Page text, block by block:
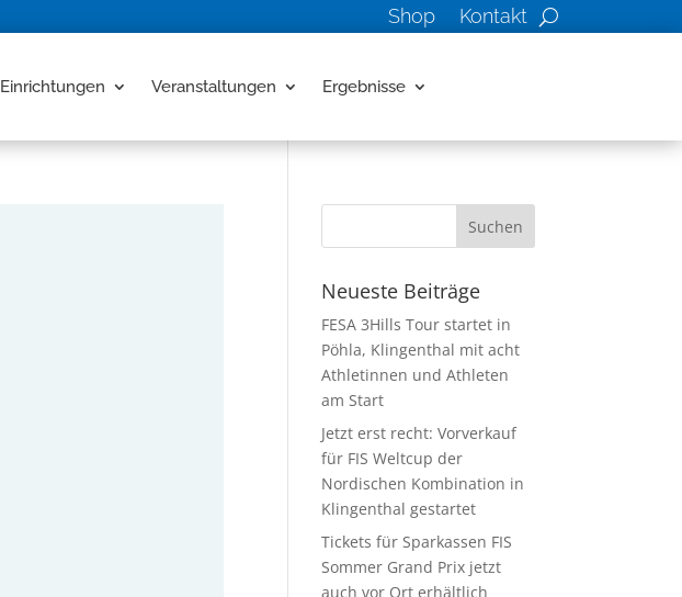
Shop Kontakt
Einrichtungen Veranstaltungen Ergebnisse
Neueste Beiträge
FESA 3Hills Tour startet in
Pöhla, Klingenthal mit acht
Athletinnen und Athleten
am Start
Jetzt erst recht: Vorverkauf
für FIS Weltcup der
Nordischen Kombination in
Klingenthal gestartet
Tickets für Sparkassen FIS
Sommer Grand Prix jetzt
auch vor Ort erhältlich